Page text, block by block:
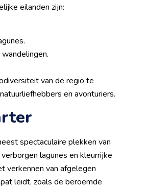
eilanden zijn:
van de regio te
en avonturiers.
spectaculaire plekken van
lagunes en kleurrijke
verkennen van afgelegen
leidt, zoals de beroemde